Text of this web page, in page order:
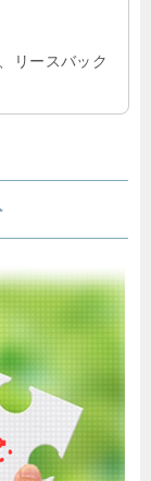
リースバック